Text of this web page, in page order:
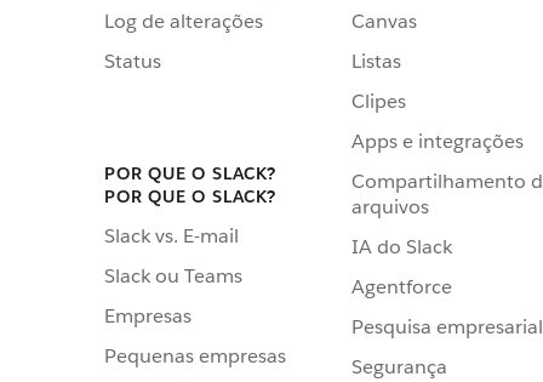
Log de alterações
Status
POR QUE O SLACK?
POR QUE O SLACK?
Slack vs. E-mail
Slack ou Teams
Empresas
Pequenas empresas
Canvas
Listas
Clipes
Apps e integrações
Compartilhamento
arquivos
IA do Slack
Agentforce
Pesquisa empresarial
Segurança